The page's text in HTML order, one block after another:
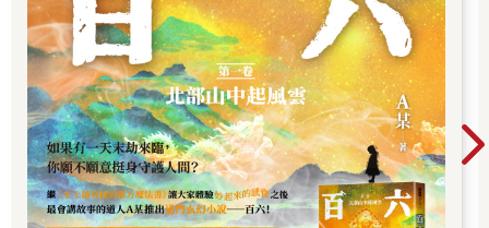
但在第一本書出版之後，我突然廣受全世界矚目，人生變得超乎
我一直以來的想像。雖然感覺一切都對了、我就該活出這樣的人
生，但這也是一種我不知如何應付的人生。
你知道，在以往，在那次的瀕死經驗之前，我是個隱形人。為了
討好別人，我扭曲自己的情緒、否認自己的需求、在我想說「不
好」的時候說「好」、收起自己的鋒芒好獲得認同或避免讓人失
望。我也超級敏感，敏感到我往往對別人的情緒或病痛感同身